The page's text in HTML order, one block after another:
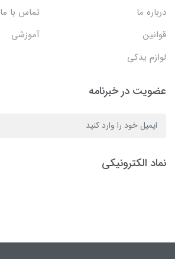
درباره ما
تماس با ما
قوانین
آموزشی
لوازم یدکی
عضویت در خبرنامه
نماد الکترونیکی